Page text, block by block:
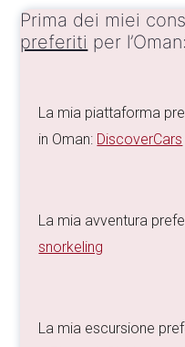
Prima dei miei
preferiti per l’Oman:
La mia piattaforma
in Oman: DiscoverCars
La mia avventura
snorkeling
La mia escursione